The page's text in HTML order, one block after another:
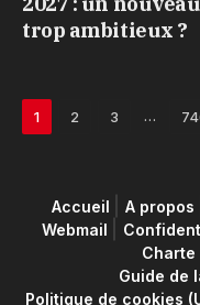
trop ambitieux ?
1 2 3 …
Accueil A propos
Webmail
Charte
Guide de
Politique de cookies